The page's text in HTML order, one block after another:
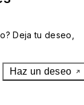
Deja tu deseo,
Haz un deseo